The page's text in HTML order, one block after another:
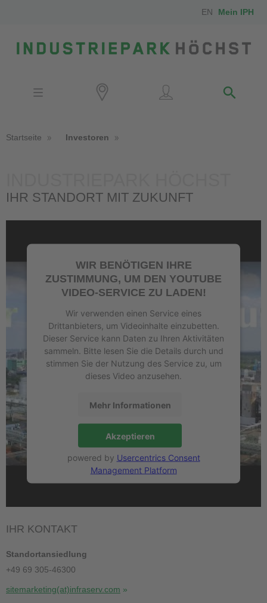
EN Mein IPH
IPH-Mitarbeiter
Kontakt
Startseite Investoren
IHR STANDORT MIT ZUKUNFT
WIR BENÖTIGEN IHRE
ZUSTIMMUNG, UM DEN YOUTUBE
VIDEO-SERVICE ZU LADEN!
Wir verwenden einen Service eines
Drittanbieters, um Videoinhalte einzubetten.
Dieser Service kann Daten zu Ihren Aktivitäten
sammeln. Bitte lesen Sie die Details durch und
stimmen Sie der Nutzung des Service zu, um
dieses Video anzusehen.
Mehr Informationen
Akzeptieren
powered by Usercentrics Consent
Management Platform
IHR KONTAKT
Standortansiedlung
+49 69 305-46300
sitemarketing(at)infraserv.com